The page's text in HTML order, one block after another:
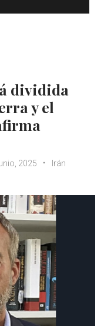
dividida
y el
2025
Irán